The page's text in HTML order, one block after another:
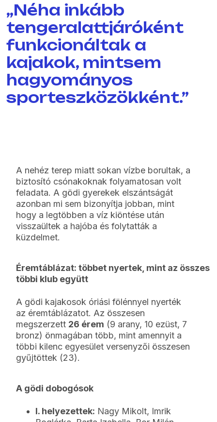
„Néha inkább
tengeralattjáróként
funkcionáltak a
kajakok, mintsem
hagyományos
sporteszközökként.”
A nehéz terep miatt sokan vízbe borultak, a
biztosító csónakoknak folyamatosan volt
feladata. A gödi gyerekek elszántságát
azonban mi sem bizonyítja jobban, mint
hogy a legtöbben a víz kiöntése után
visszaültek a hajóba és folytatták a
küzdelmet.
Éremtáblázat: többet nyertek, mint az összes
többi klub együtt
A gödi kajakosok óriási fölénnyel nyerték
az éremtáblázatot. Az összesen
megszerzett 26 érem (9 arany, 10 ezüst, 7
bronz) önmagában több, mint amennyit a
többi kilenc egyesület versenyzői összesen
gyűjtöttek (23).
A gödi dobogósok
I. helyezettek: Nagy Mikolt, Imrik